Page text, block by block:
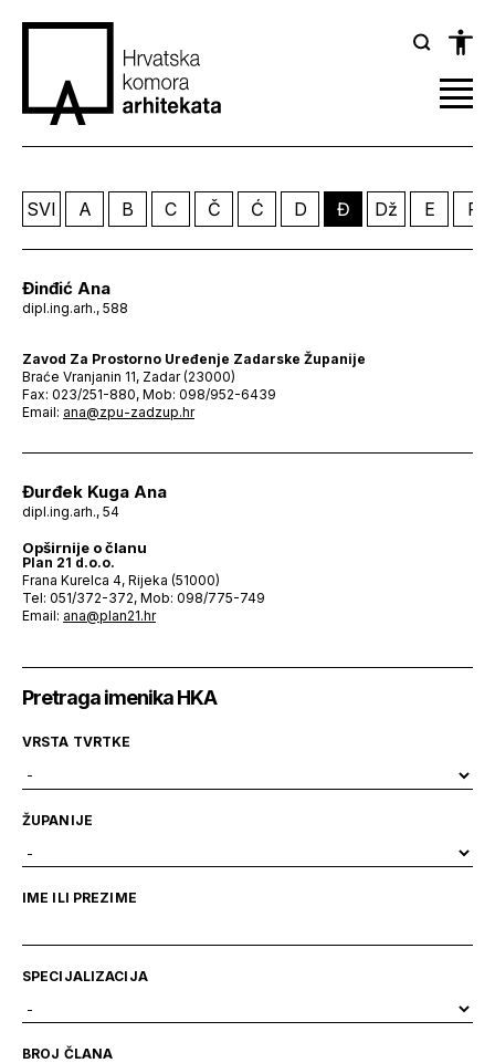
SVI A B C Č Ć D Đ Dž E F
Đinđić Ana
dipl.ing.arh., 588
Zavod Za Prostorno Uređenje Zadarske Županije
Braće Vranjanin 11, Zadar (23000)
Fax: 023/251-880, Mob: 098/952-6439
Email: ana@zpu-zadzup.hr
Đurđek Kuga Ana
dipl.ing.arh., 54
Opširnije o članu
Plan 21 d.o.o.
Frana Kurelca 4, Rijeka (51000)
Tel: 051/372-372, Mob: 098/775-749
Email: ana@plan21.hr
Pretraga imenika HKA
VRSTA TVRTKE
ŽUPANIJE
IME ILI PREZIME
SPECIJALIZACIJA
BROJ ČLANA